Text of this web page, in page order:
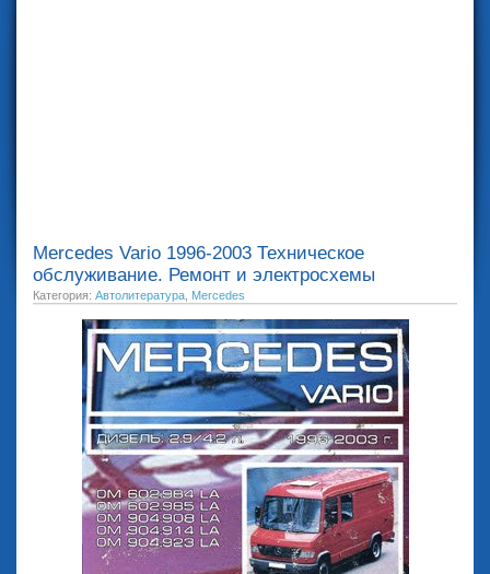
Mercedes Vario 1996-2003 Техническое
обслуживание. Ремонт и электросхемы
Категория: Автолитература Mercedes